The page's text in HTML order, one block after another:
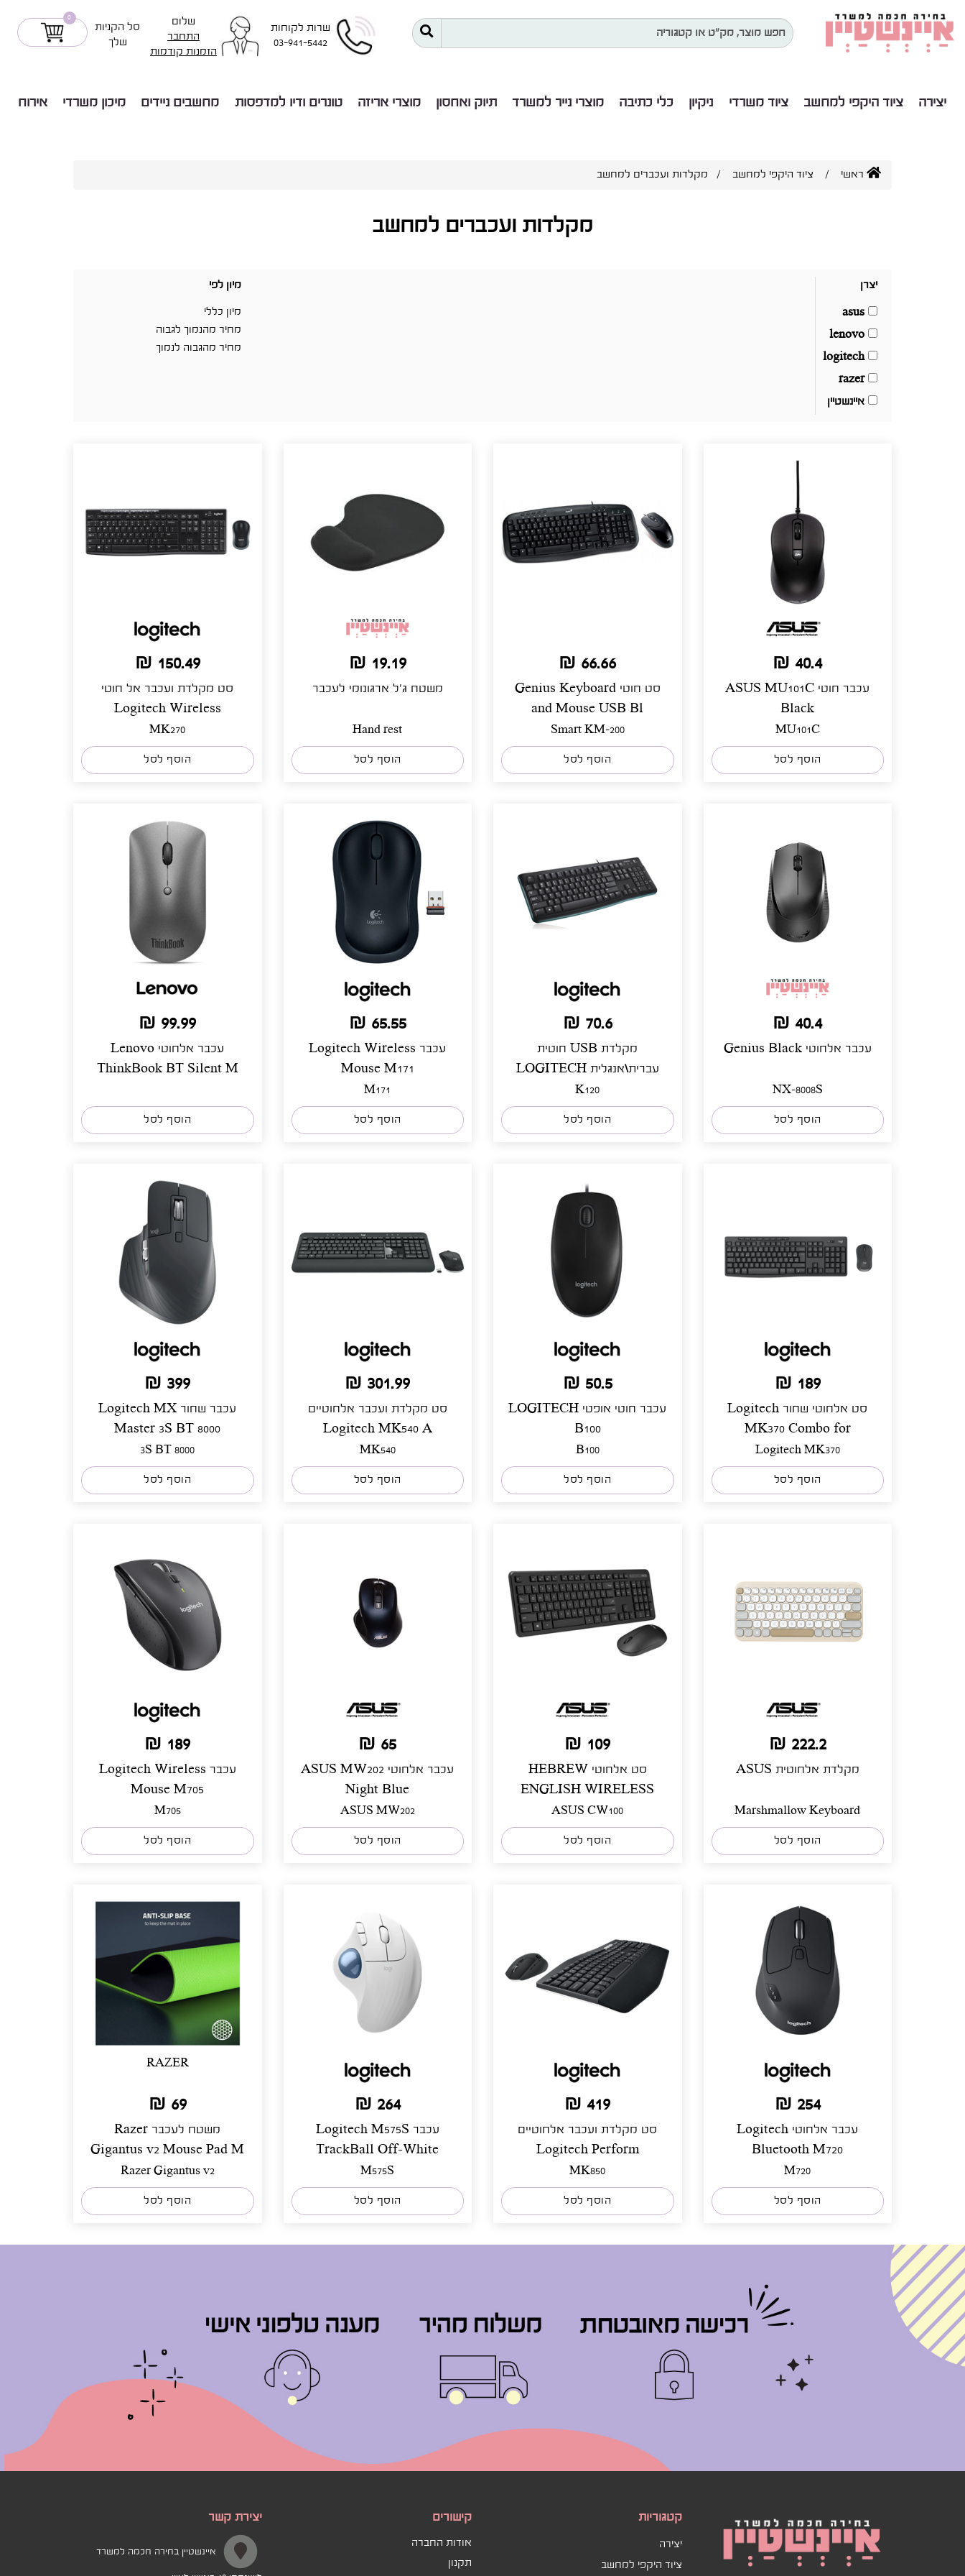
שרות לקוחות
03-941-5442
שלום
התחבר
הזמנות קודמות
סל הקניות
שלך
0
יצירה ציוד היקפי למחשב ציוד משרדי ניקיון כלי כתיבה מוצרי נייר למשרד תיוק ואחסון מוצרי אריזה טונרים ודיו למדפסות מחשבים ניידים מיכון משרדי אירוח
ראשי / ציוד היקפי למחשב / מקלדות ועכברים למחשב
מקלדות ועכברים למחשב
יצרן
asus
lenovo
logitech
razer
איינשטיין
מיון לפי
מיון כללי
מחיר מהנמוך לגבוה
מחיר מהגבוה לנמוך
40.4 ₪
עכבר חוטי ASUS MU101C
Black
MU101C
הוסף לסל
66.66 ₪
סט חוטי Genius Keyboard
and Mouse USB Bl
Smart KM-200
הוסף לסל
19.19 ₪
משטח ג'ל ארגונומי לעכבר
Hand rest
הוסף לסל
150.49 ₪
סט מקלדת ועכבר אל חוטי
Logitech Wireless
MK270
הוסף לסל
40.4 ₪
עכבר אלחוטי Genius Black
NX-8008S
הוסף לסל
70.6 ₪
מקלדת USB חוטית
עברית\אנגלית LOGITECH
K1
K120
הוסף לסל
65.55 ₪
עכבר Logitech Wireless
Mouse M171
M171
הוסף לסל
99.99 ₪
עכבר אלחוטי Lenovo
ThinkBook BT Silent M
הוסף לסל
189 ₪
סט אלחוטי שחור Logitech
MK370 Combo for
Logitech MK370
הוסף לסל
50.5 ₪
עכבר חוטי אופטי LOGITECH
B100
B100
הוסף לסל
301.99 ₪
סט מקלדת ועכבר אלחוטיים
Logitech MK540 A
MK540
הוסף לסל
399 ₪
עכבר שחור Logitech MX
Master 3S BT 8000
3S BT 8000
הוסף לסל
222.2 ₪
מקלדת אלחוטית ASUS
Marshmallow Keyboard
הוסף לסל
109 ₪
סט אלחוטי HEBREW
ENGLISH WIRELESS
MOUSE
ASUS CW100
הוסף לסל
65 ₪
עכבר אלחוטי ASUS MW202
Night Blue
ASUS MW202
הוסף לסל
189 ₪
עכבר Logitech Wireless
Mouse M705
M705
הוסף לסל
254 ₪
עכבר אלחוטי Logitech
Bluetooth M720
M720
הוסף לסל
419 ₪
סט מקלדת ועכבר אלחוטיים
Logitech Perform
MK850
הוסף לסל
264 ₪
עכבר Logitech M575S
TrackBall Off-White
M575S
הוסף לסל
RAZER
69 ₪
משטח לעכבר Razer
Gigantus v2 Mouse Pad M
Razer Gigantus v2
הוסף לסל
יצירת קשר
איינשטיין בחירה חכמה למשרד
קישורים
אודות החברה
תקנון
קטגוריות
יצירה
ציוד היקפי למחשב